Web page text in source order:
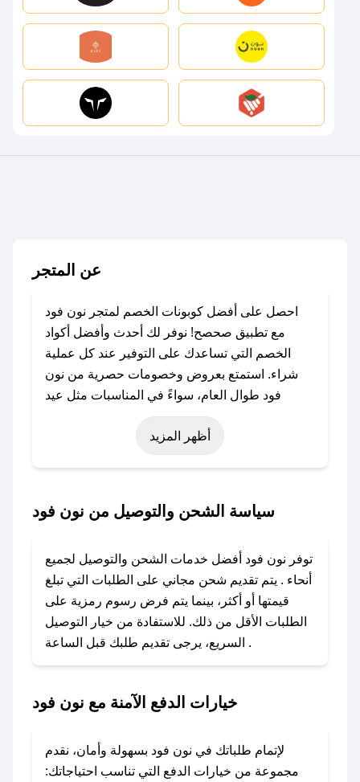
عن المتجر
احصل على أفضل كوبونات الخصم لمتجر نون فود
مع تطبيق صحصح! نوفر لك أحدث وأفضل أكواد
الخصم التي تساعدك على التوفير عند كل عملية
شراء. استمتع بعروض وخصومات حصرية من نون
فود طوال العام، سواءً في المناسبات مثل عيد
الفطر، عيد الأضحى، الجمعة البيضاء (شهر نوفمبر)،
رمضان، اليوم الوطني، يوم التأسيس، أو حتى عروض
باستخدام تطبيق صحصح، يمكنك العثور بسهولة على
تواصل معنا عبر تويتر أو البريد الإلكتروني لإضافته
بسرعة.
### كيفية استخدام كود خصم نون فود؟
1. انسخ كود الخصم من تطبيق صحصح.
2. الصقه في خانة الدفع عند التسوق من نون فود.
### ماذا أفعل إذا لم يعمل كود الخصم؟
الرسائل الخاصة على تويتر أو البريد الإلكتروني،
وسنقوم بحل المشكلة في أسرع وقت ممكن.
أظهر المزيد
سياسة الشحن والتوصيل من نون فود
توفر نون فود أفضل خدمات الشحن والتوصيل لجميع
أنحاء . يتم تقديم شحن مجاني على الطلبات التي تبلغ
قيمتها أو أكثر، بينما يتم فرض رسوم رمزية على
الطلبات الأقل من ذلك. للاستفادة من خيار التوصيل
السريع، يرجى تقديم طلبك قبل الساعة .
خيارات الدفع الآمنة مع نون فود
لإتمام طلباتك في نون فود بسهولة وأمان، نقدم
مجموعة من خيارات الدفع التي تناسب احتياجاتك: